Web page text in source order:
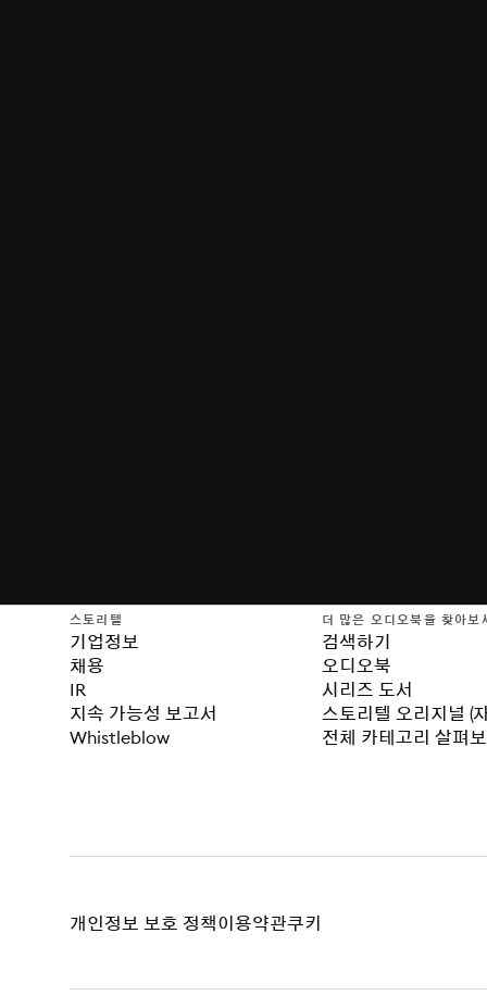
스토리텔
기업정보
채용
IR
지속 가능성 보고서
Whistleblow
더 많은 오디오북을 찾아보
검색하기
오디오북
시리즈 도서
스토리텔 오리지널 (
전체 카테고리 살펴
개인정보 보호 정책이용약관쿠키